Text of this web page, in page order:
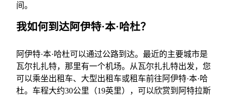
间。
我如何到达阿伊特·本·哈杜？
阿伊特·本·哈杜可以通过公路到达。最近的主要城市是
瓦尔扎扎特，那里有一个机场。从瓦尔扎扎特出发，您
可以乘坐出租车、大型出租车或租车前往阿伊特·本·哈
杜。车程大约30公里（19英里），可以欣赏到阿特拉斯